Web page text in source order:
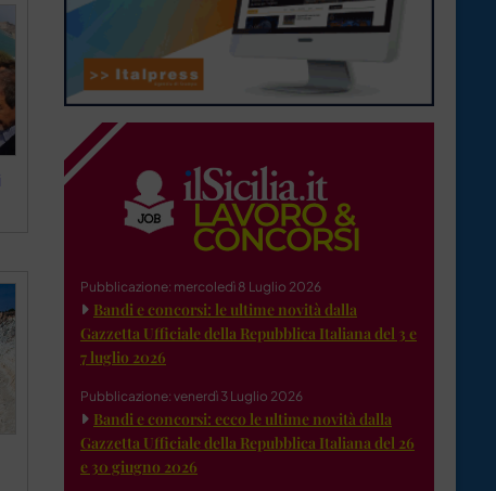
Pubblicazione: mercoledì 8 Luglio 2026
Bandi e concorsi: le ultime novità dalla
Gazzetta Ufficiale della Repubblica Italiana del 3 e
7 luglio 2026
Pubblicazione: venerdì 3 Luglio 2026
Bandi e concorsi: ecco le ultime novità dalla
Gazzetta Ufficiale della Repubblica Italiana del 26
e 30 giugno 2026